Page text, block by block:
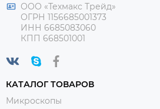
ООО «Техмакс Трейд»
ОГРН 1156685001373
ИНН 6685083060
КПП 668501001
КАТАЛОГ ТОВАРОВ
Микроскопы